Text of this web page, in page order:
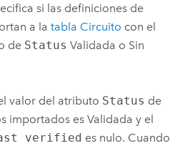
si las definiciones de
a la tabla Circuito con el
de Status Validada o Sin
valor del atributo Status de
importados es Validada y el
verified es nulo. Cuando